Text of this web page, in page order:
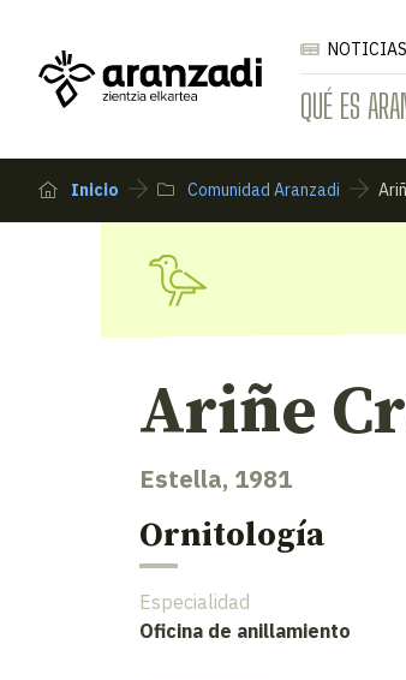
QUÉ ES
NOTICIAS
Inicio Comunidad Aranzadi
Ariñe
Estella, 1981
Ornitología
Especialidad
Oficina de anillamiento